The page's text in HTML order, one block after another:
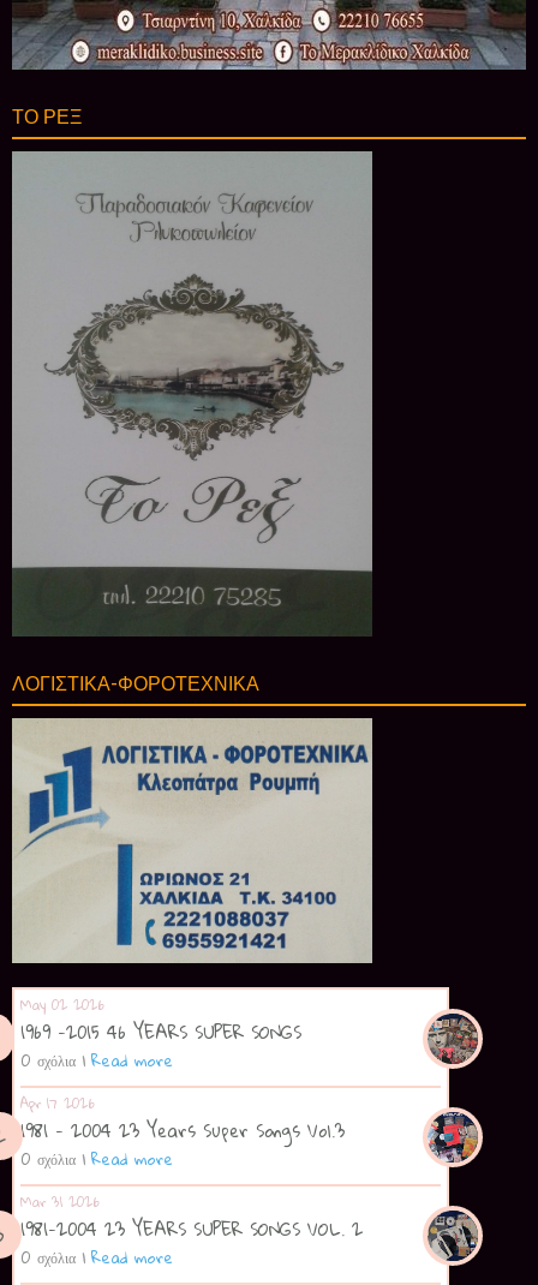
ΤΟ ΡΕΞ
ΛΟΓΙΣΤΙΚΑ-ΦΟΡΟΤΕΧΝΙΚΑ
May 02 2026
1969 -2015 46 YEARS SUPER SONGS
0 σχόλια | Read more
Apr 17 2026
1981 - 2004 23 Years Super Songs Vol.3
0 σχόλια | Read more
Mar 31 2026
1981-2004 23 YEARS SUPER SONGS VOL. 2
0 σχόλια | Read more